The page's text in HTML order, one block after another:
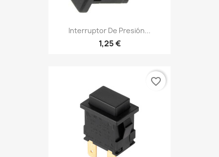
Interruptor De Presión...
1,25 €
favorite_border